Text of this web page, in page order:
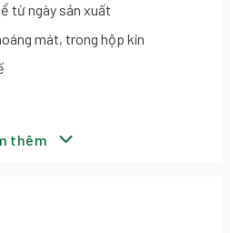
từ ngày sản xuất
mát, trong hộp kín
thêm